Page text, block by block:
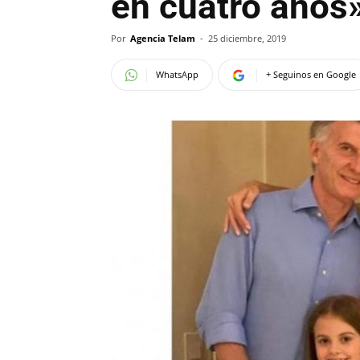
Por Agencia Telam - 25 diciembre, 2019
WhatsApp + Seguinos en Google